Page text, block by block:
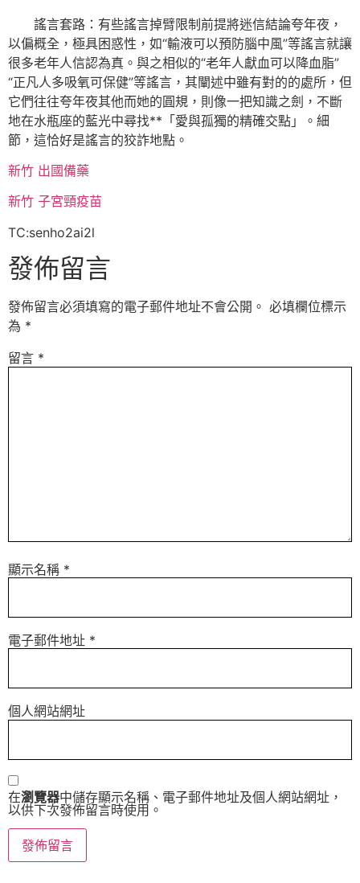
謠言套路：有些謠言掉臂限制前提將迷信結論夸年夜，
以偏概全，極具困惑性，如“輸液可以預防腦中風”等謠言就讓
很多老年人信認為真。與之相似的“老年人獻血可以降血脂”
“正凡人多吸氧可保健”等謠言，其闡述中雖有對的的處所，但
它們往往夸年夜其他而她的圓規，則像一把知識之劍，不斷
地在水瓶座的藍光中尋找**「愛與孤獨的精確交點」。細
節，這恰好是謠言的狡詐地點。
新竹 出國備藥
新竹 子宮頸疫苗
TC:senho2ai2l
發佈留言
發佈留言必須填寫的電子郵件地址不會公開。 必填欄位標示
為 *
留言 *
顯示名稱 *
電子郵件地址 *
個人網站網址
在瀏覽器中儲存顯示名稱、電子郵件地址及個人網站網址，
以供下次發佈留言時使用。